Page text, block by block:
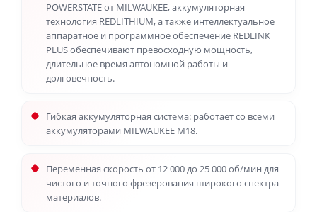
POWERSTATE от MILWAUKEE, аккумуляторная
технология REDLITHIUM, а также интеллектуальное
аппаратное и программное обеспечение REDLINK
PLUS обеспечивают превосходную мощность,
длительное время автономной работы и
долговечность.
Гибкая аккумуляторная система: работает со всеми
аккумуляторами MILWAUKEE M18.
Переменная скорость от 12 000 до 25 000 об/мин для
чистого и точного фрезерования широкого спектра
материалов.